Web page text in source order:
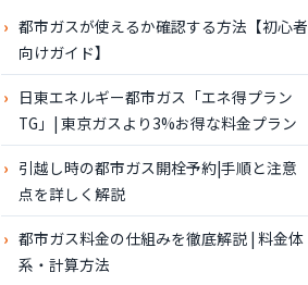
都市ガスが使えるか確認する方法【初心者
向けガイド】
日東エネルギー都市ガス「エネ得プラン
TG」| 東京ガスより3%お得な料金プラン
引越し時の都市ガス開栓予約|手順と注意
点を詳しく解説
都市ガス料金の仕組みを徹底解説 | 料金体
系・計算方法